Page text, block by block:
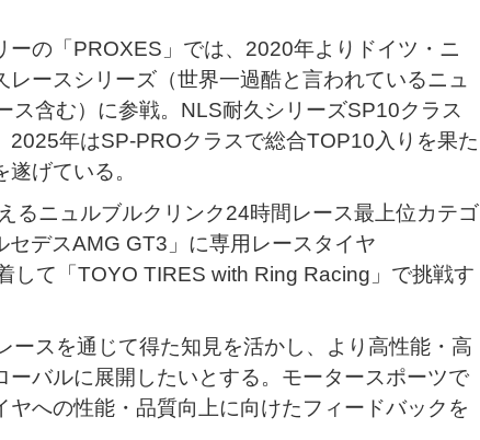
ーの「PROXES」では、2020年よりドイツ・ニ
レースシリーズ（世界一過酷と言われているニュ
ス含む）に参戦。NLS耐久シリーズSP10クラス
2025年はSP-PROクラスで総合TOP10入りを果た
げている。
るニュルブルクリンク24時間レース最上位カテゴ
セデスAMG GT3」に専用レースタイヤ
して「TOYO TIRES with Ring Racing」で挑戦す
ースを通じて得た知見を活かし、より高性能・高
ーバルに展開したいとする。モータースポーツで
ヤへの性能・品質向上に向けたフィードバックを